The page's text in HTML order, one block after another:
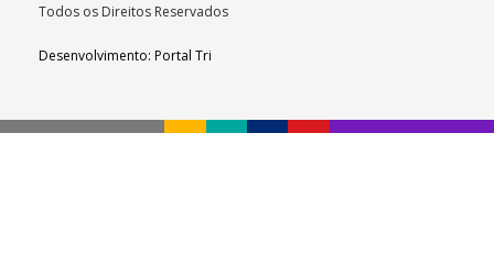
Todos os Direitos Reservados
Desenvolvimento: Portal Tri